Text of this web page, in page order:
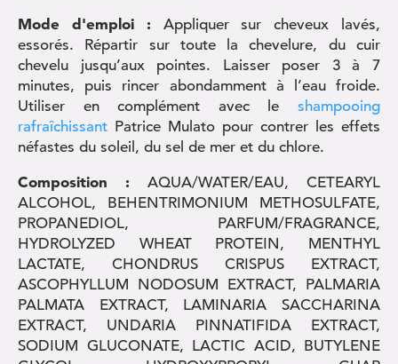
Mode d'emploi : Appliquer sur cheveux lavés,
essorés. Répartir sur toute la chevelure, du cuir
chevelu jusqu’aux pointes. Laisser poser 3 à 7
minutes, puis rincer abondamment à l’eau froide.
Utiliser en complément avec le shampooing
rafraîchissant Patrice Mulato pour contrer les effets
néfastes du soleil, du sel de mer et du chlore.
Composition : AQUA/WATER/EAU, CETEARYL
ALCOHOL, BEHENTRIMONIUM METHOSULFATE,
PROPANEDIOL, PARFUM/FRAGRANCE,
HYDROLYZED WHEAT PROTEIN, MENTHYL
LACTATE, CHONDRUS CRISPUS EXTRACT,
ASCOPHYLLUM NODOSUM EXTRACT, PALMARIA
PALMATA EXTRACT, LAMINARIA SACCHARINA
EXTRACT, UNDARIA PINNATIFIDA EXTRACT,
SODIUM GLUCONATE, LACTIC ACID, BUTYLENE